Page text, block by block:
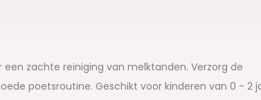
zachte reiniging van melktanden. Verzorg de
poetsroutine. Geschikt voor kinderen van 0 - 2